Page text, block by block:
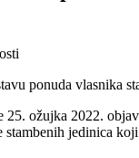
25. ožujka 2022.
stambenih jedinica